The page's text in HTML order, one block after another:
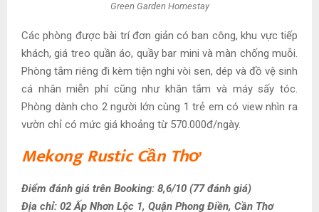
Green Garden Homestay
Các phòng được bài trí đơn giản có ban công, khu vực tiếp
khách, giá treo quần áo, quầy bar mini và màn chống muỗi.
Phòng tắm riêng đi kèm tiện nghi vòi sen, dép và đồ vệ sinh
cá nhân miễn phí cũng như khăn tắm và máy sấy tóc.
Phòng dành cho 2 người lớn cùng 1 trẻ em có view nhìn ra
vườn chỉ có mức giá khoảng từ 570.000đ/ngày.
Mekong Rustic Cần Thơ
Điểm đánh giá trên Booking: 8,6/10 (77 đánh giá)
Địa chỉ: 02 Ấp Nhơn Lộc 1, Quận Phong Điền, Cần Thơ